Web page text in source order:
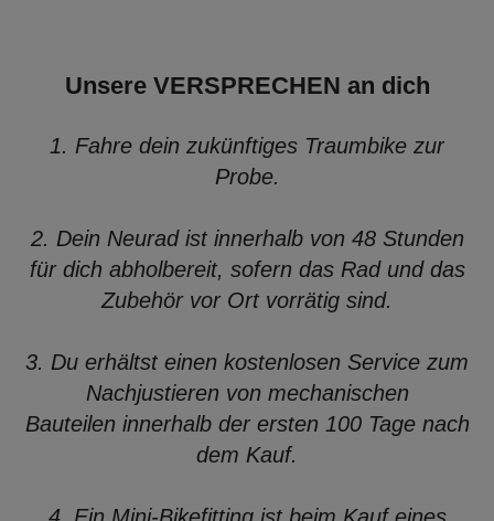
Unsere VERSPRECHEN an dich
1. Fahre dein zukünftiges Traumbike zur
Probe.
2. Dein Neurad ist innerhalb von 48 Stunden
für dich abholbereit, sofern das Rad und das
Zubehör vor Ort vorrätig sind.
3. Du erhältst einen kostenlosen Service zum
Nachjustieren von mechanischen
Bauteilen innerhalb der ersten 100 Tage nach
dem Kauf.